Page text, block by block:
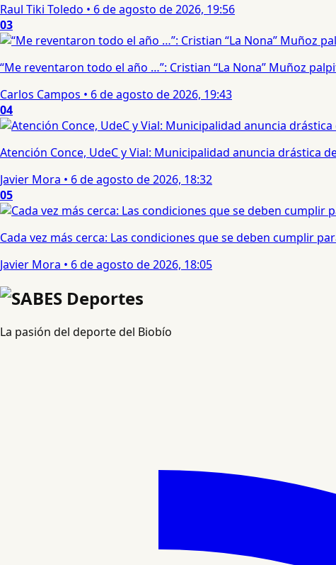
Raul Tiki Toledo • 6 de agosto de 2026, 19:56
03
“Me reventaron todo el año …”: Cristian “La Nona” Muñoz
Carlos Campos • 6 de agosto de 2026, 19:43
04
Atención Conce, UdeC y Vial: Municipalidad anuncia drástica
Javier Mora • 6 de agosto de 2026, 18:32
05
Cada vez más cerca: Las condiciones que se deben cumplir
Javier Mora • 6 de agosto de 2026, 18:05
La pasión del deporte del Biobío